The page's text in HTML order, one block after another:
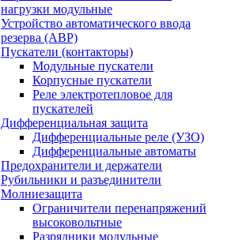
нагрузки модульные
Устройство автоматического ввода
резерва (АВР)
Пускатели (контакторы)
Модульные пускатели
Корпусные пускатели
Реле электротепловое для
пускателей
Дифференциальная защита
Дифференциальные реле (УЗО)
Дифференциальные автоматы
Предохранители и держатели
Рубильники и разъединители
Молниезащита
Ограничители перенапряжений
высоковольтные
Разрядники модульные